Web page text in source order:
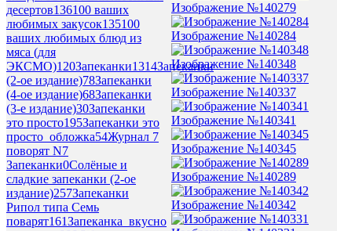
десертов136100 ваших
любимых закусок135100
ваших любимых блюд из
мяса (для
ЭКСМО)120Запеканки1314Запеканки
(2-ое издание)78Запеканки
(4-ое издание)68Запеканки
(3-е издание)30Запеканки
это просто195Запеканки это
просто_обложка54Журнал 7
поворят N7
Запеканки0Солёные и
сладкие запеканки (2-ое
издание)257Запеканки
Рипол типа Семь
поварят161Запеканка_вкусно
Изображение №140279
Изображение №140284
Изображение №140348
Изображение №140337
Изображение №140341
Изображение №140345
Изображение №140289
Изображение №140342